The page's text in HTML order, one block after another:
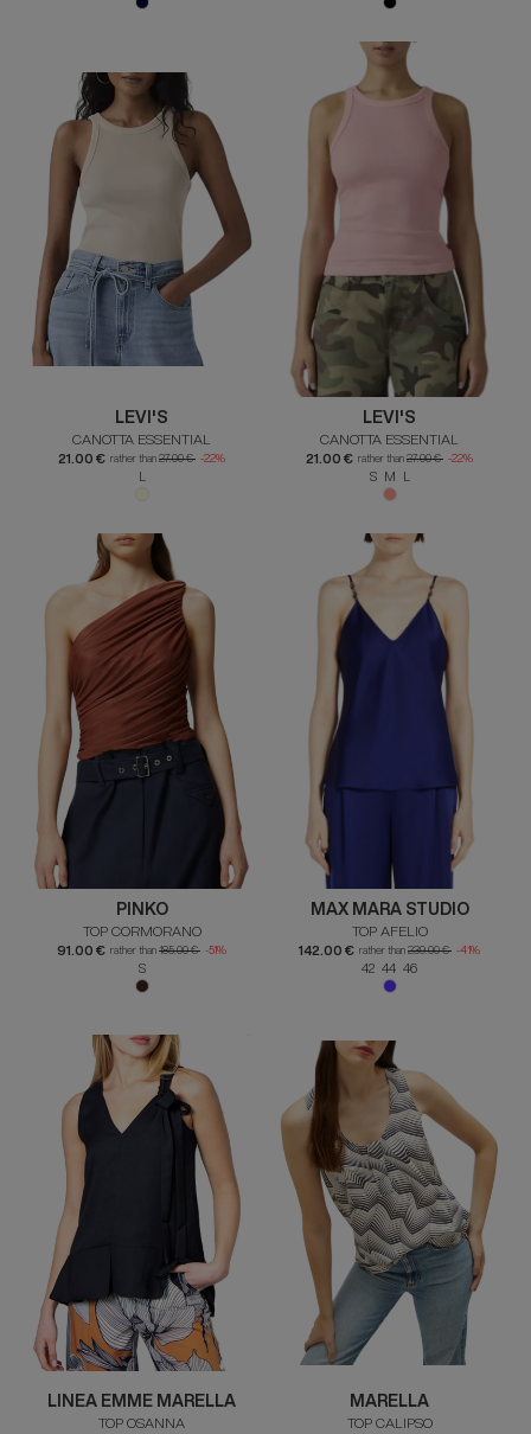
LEVI'S
CANOTTA ESSENTIAL
21.00 € rather than 27.00 € -22%
L
LEVI'S
CANOTTA ESSENTIAL
21.00 € rather than 27.00 € -22%
S M L
PINKO
TOP CORMORANO
91.00 € rather than 185.00 € -51%
S
MAX MARA STUDIO
TOP AFELIO
142.00 € rather than 239.00 € -41%
42 44 46
LINEA EMME MARELLA
TOP OSANNA
MARELLA
TOP CALIPSO